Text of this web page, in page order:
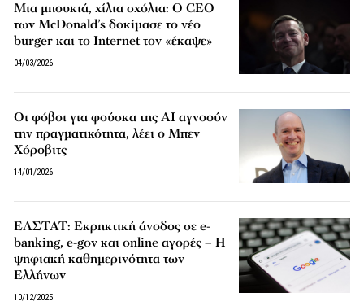
Μια μπουκιά, χίλια σχόλια: Ο CEO
των McDonald’s δοκίμασε το νέο
burger και το Internet τον «έκαψε»
04/03/2026
Οι φόβοι για φούσκα της AI αγνοούν
την πραγματικότητα, λέει ο Μπεν
Χόροβιτς
14/01/2026
ΕΛΣΤΑΤ: Εκρηκτική άνοδος σε e-
banking, e-gov και online αγορές – Η
ψηφιακή καθημερινότητα των
Ελλήνων
10/12/2025